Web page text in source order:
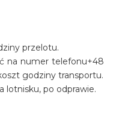
przelotu.
na numer telefonu+48
godziny transportu.
lotnisku, po odprawie.